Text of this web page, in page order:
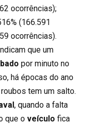
ocorrências);
(166.591
ocorrências).
que um
por minuto no
há épocas do ano
tem um salto.
, quando a falta
que o veículo fica